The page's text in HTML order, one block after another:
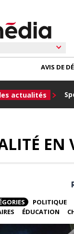
actualités
AVIS DE
EN
POLITIQUE
ÉDUCATION